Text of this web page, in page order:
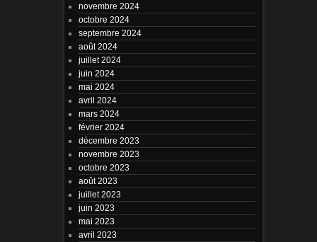
novembre 2024
octobre 2024
septembre 2024
août 2024
juillet 2024
juin 2024
mai 2024
avril 2024
mars 2024
février 2024
décembre 2023
novembre 2023
octobre 2023
août 2023
juillet 2023
juin 2023
mai 2023
avril 2023